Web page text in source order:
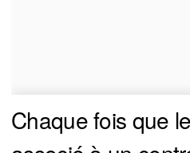
Chaque fois que